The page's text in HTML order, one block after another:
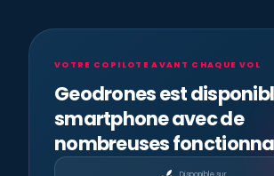
VOTRE COPILOTE AVANT CHAQUE VOL
Geodrones est
smartphone avec de
nombreuses